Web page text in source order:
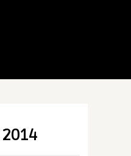
2014